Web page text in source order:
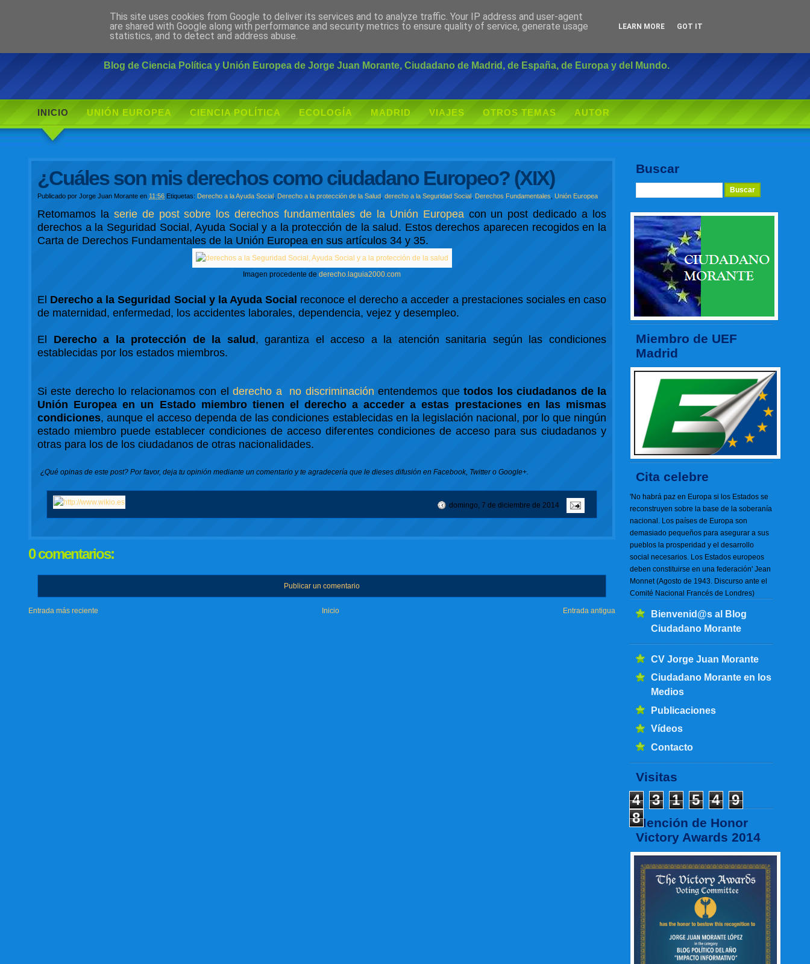
Ciudadano Morante
Blog de Ciencia Política y Unión Europea de Jorge Juan Morante, Ciudadano de Madrid, de España, de Europa y del Mundo.
INICIO UNIÓN EUROPEA CIENCIA POLÍTICA ECOLOGÍA MADRID VIAJES OTROS TEMAS AUTOR
Buscar
Miembro de UEF
Madrid
Cita celebre
'No habrá paz en Europa si los Estados se
reconstruyen sobre la base de la soberanía
nacional. Los países de Europa son
demasiado pequeños para asegurar a sus
pueblos la prosperidad y el desarrollo
social necesarios. Los Estados europeos
deben constituirse en una federación' Jean
Monnet (Agosto de 1943. Discurso ante el
Comité Nacional Francés de Londres)
Bienvenid@s al Blog
Ciudadano Morante
CV Jorge Juan Morante
Ciudadano Morante en los
Medios
Publicaciones
Vídeos
Contacto
Visitas
4 3 1 5 4
9
8Mención de Honor
Victory Awards 2014
¿Cuáles son mis derechos como ciudadano Europeo? (XIX)
Publicado porJorge Juan Morante en 11:56 Etiquetas: Derecho a la Ayuda Social Derecho a la protección de la Salud ,derecho a la Seguridad Social Derechos Fundamentales ,Unión Europea
Retomamos la serie de post sobre los derechos fundamentales de la Unión Europeacon un post dedicado a los
derechos a la Seguridad Social, Ayuda Social y a la protección de la salud. Estos derechos aparecen recogidos en la
Carta de Derechos Fundamentales de la Unión Europea en sus artículos 34 y 35.
Imagen procedente de derecho.laguia2000.com
El Derecho a la Seguridad Social y la Ayuda Social reconoce el derecho a acceder a prestaciones sociales en caso
de maternidad, enfermedad, los accidentes laborales, dependencia, vejez y desempleo.
El Derecho a la protección de la salud , garantiza el acceso a la atención sanitaria según las condiciones
establecidas por los estados miembros.
Si este derecho lo relacionamos con elderecho a no discriminación entendemos quetodos los ciudadanos de la
Unión Europea en un Estado miembro tienen el derecho a acceder a estas prestaciones en las mismas
condiciones, aunque el acceso dependa de las condiciones establecidas en la legislación nacional, por lo que ningún
estado miembro puede establecer condiciones de acceso diferentes condiciones de acceso para sus ciudadanos y
otras para los de los ciudadanos de otras nacionalidades.
¿Qué opinas de este post? Por favor, deja tu opinión mediante un comentario y te agradecería que le dieses difusión en Facebook, Twitter o Google+.
domingo, 7 de diciembre de 2014
0 comentarios:
Publicar un comentario
Entrada más reciente Entrada antigua
Inicio
This site uses cookies from Google to deliver its services and to analyze traffic. Your IP address and user-agent
are shared with Google along with performance and security metrics to ensure quality of service, generate usage
statistics, and to detect and address abuse.
LEARN MORE GOT IT